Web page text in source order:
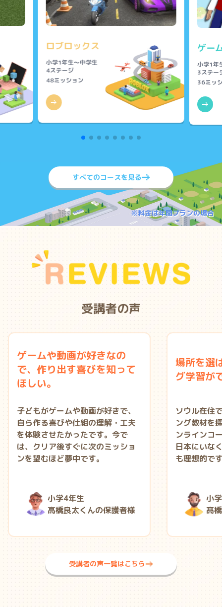
ロブロックス
小学1年生～中学生
4ステージ
48ミッション
ゲー
小学1年
3ステー
36ミッ
すべてのコースを見る
※料金は年間プランの場合
受講者の声
ゲームや動画が好きなの
で、作り出す喜びを知って
ほしい。
子どもがゲームや動画が好きで、
自ら作る喜びや仕組の理解・工夫
を体験させたかったです。今で
は、クリア後すぐに次のミッショ
ンを望むほど夢中です。
小学4年生
高橋良太くんの保護者様
場所を選
グ学習が
ソウル在住
ング教材を
ンラインコ
日本にいな
も理想的で
小
髙
受講者の声一覧はこちら